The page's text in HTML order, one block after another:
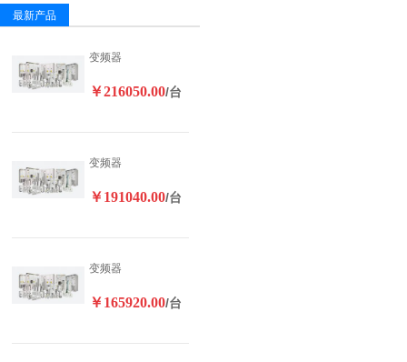
最新产品
变频器
￥216050.00/台
变频器
￥191040.00/台
变频器
￥165920.00/台